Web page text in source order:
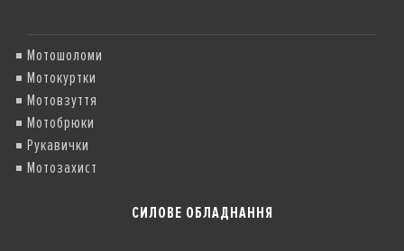
Мотошоломи
Мотокуртки
Мотовзуття
Мотобрюки
Рукавички
Мотозахист
СИЛОВЕ ОБЛАДНАННЯ